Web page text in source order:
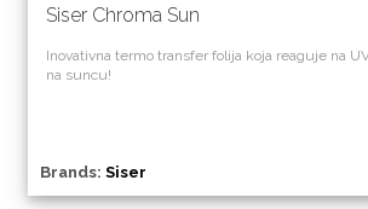
Siser Chroma Sun
Inovativna termo transfer folija koja reaguje na
na suncu!
Brands: Siser